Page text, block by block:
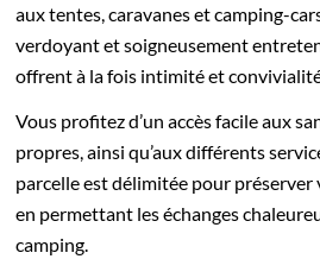
aux tentes, caravanes et camping-
verdoyant et soigneusement
offrent à la fois intimité et
Vous profitez d’un accès facile aux
propres, ainsi qu’aux différents
parcelle est délimitée pour
en permettant les échanges
camping.